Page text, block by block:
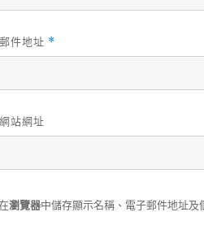
件地址 *
站網址
瀏覽器中儲存顯示名稱、電子郵件地址及